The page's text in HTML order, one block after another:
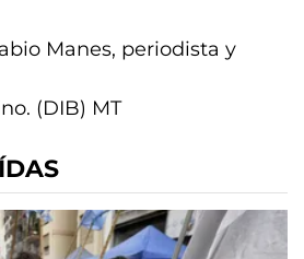
Manes, periodista y
(DIB) MT